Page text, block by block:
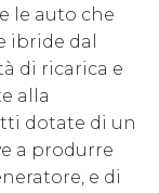
le auto che
ibride dal
di ricarica e
alla
dotate di un
a produrre
e di